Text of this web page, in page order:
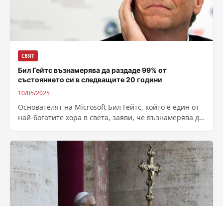
СВЯТ
Бил Гейтс възнамерява да раздаде 99% от
състоянието си в следващите 20 години
10/05/2025
Основателят на Microsoft Бил Гейтс, който е един от
най-богатите хора в света, заяви, че възнамерява да